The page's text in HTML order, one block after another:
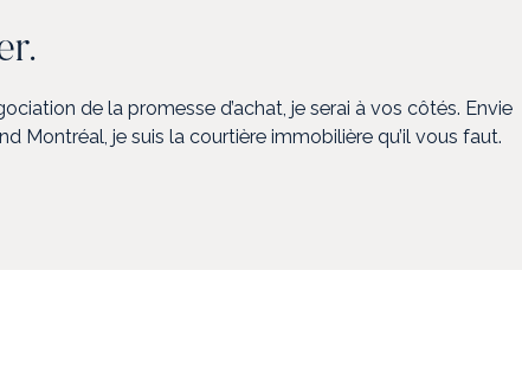
de la promesse d’achat, je serai à vos côtés. Envie
je suis la courtière immobilière qu’il vous faut.